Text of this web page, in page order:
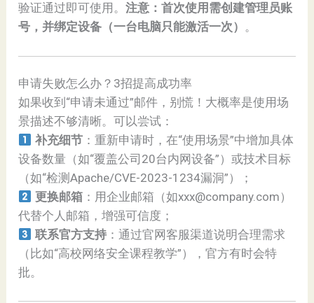
验证通过即可使用。注意：首次使用需创建管理员账
号，并绑定设备（一台电脑只能激活一次） 。
申请失败怎么办？3招提高成功率
如果收到“申请未通过”邮件，别慌！大概率是使用场
景描述不够清晰。可以尝试：
补充细节：重新申请时，在“使用场景”中增加具体
设备数量（如“覆盖公司20台内网设备”）或技术目标
（如“检测Apache/CVE-2023-1234漏洞”）；
更换邮箱：用企业邮箱（如xxx@company.com）
代替个人邮箱，增强可信度；
联系官方支持：通过官网客服渠道说明合理需求
（比如“高校网络安全课程教学”），官方有时会特
批。